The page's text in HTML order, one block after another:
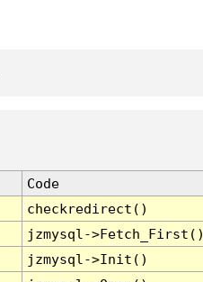
Code
checkredirect()
jzmysql-
jzmysql->Init()